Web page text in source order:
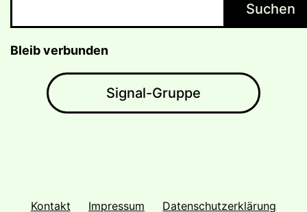
Suchen
Bleib verbunden
Signal-Gruppe
Kontakt Impressum Datenschutzerklärung